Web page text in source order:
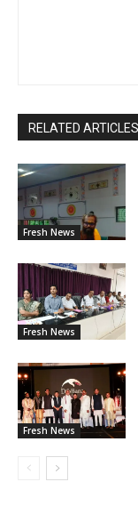
RELATED ARTICLES
Fresh News
Fresh News
Fresh News